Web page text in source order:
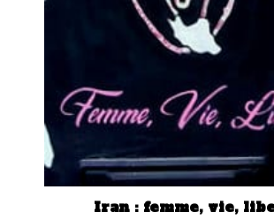
Iran : femme, vie,